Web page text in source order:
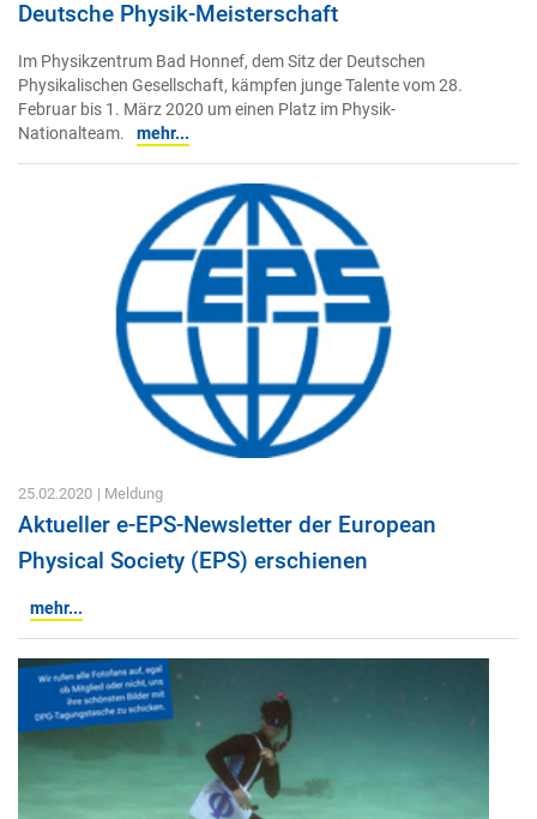
Deutsche Physik-Meisterschaft
Im Physikzentrum Bad Honnef, dem Sitz der Deutschen
Physikalischen Gesellschaft, kämpfen junge Talente vom 28.
Februar bis 1. März 2020 um einen Platz im Physik-
Nationalteam.
mehr...
25.02.2020 | Meldung
Aktueller e-EPS-Newsletter der European
Physical Society (EPS) erschienen
mehr...